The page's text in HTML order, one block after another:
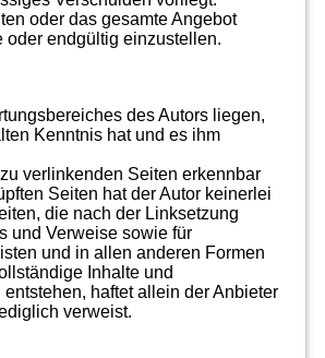
oder das gesamte Angebot
oder endgültig einzustellen.
des Autors liegen,
Kenntnis hat und es ihm
verlinkenden Seiten erkennbar
Seiten hat der Autor keinerlei
die nach der Linksetzung
und Verweise sowie für
und in allen anderen Formen
Inhalte und
haftet allein der Anbieter
verweist.